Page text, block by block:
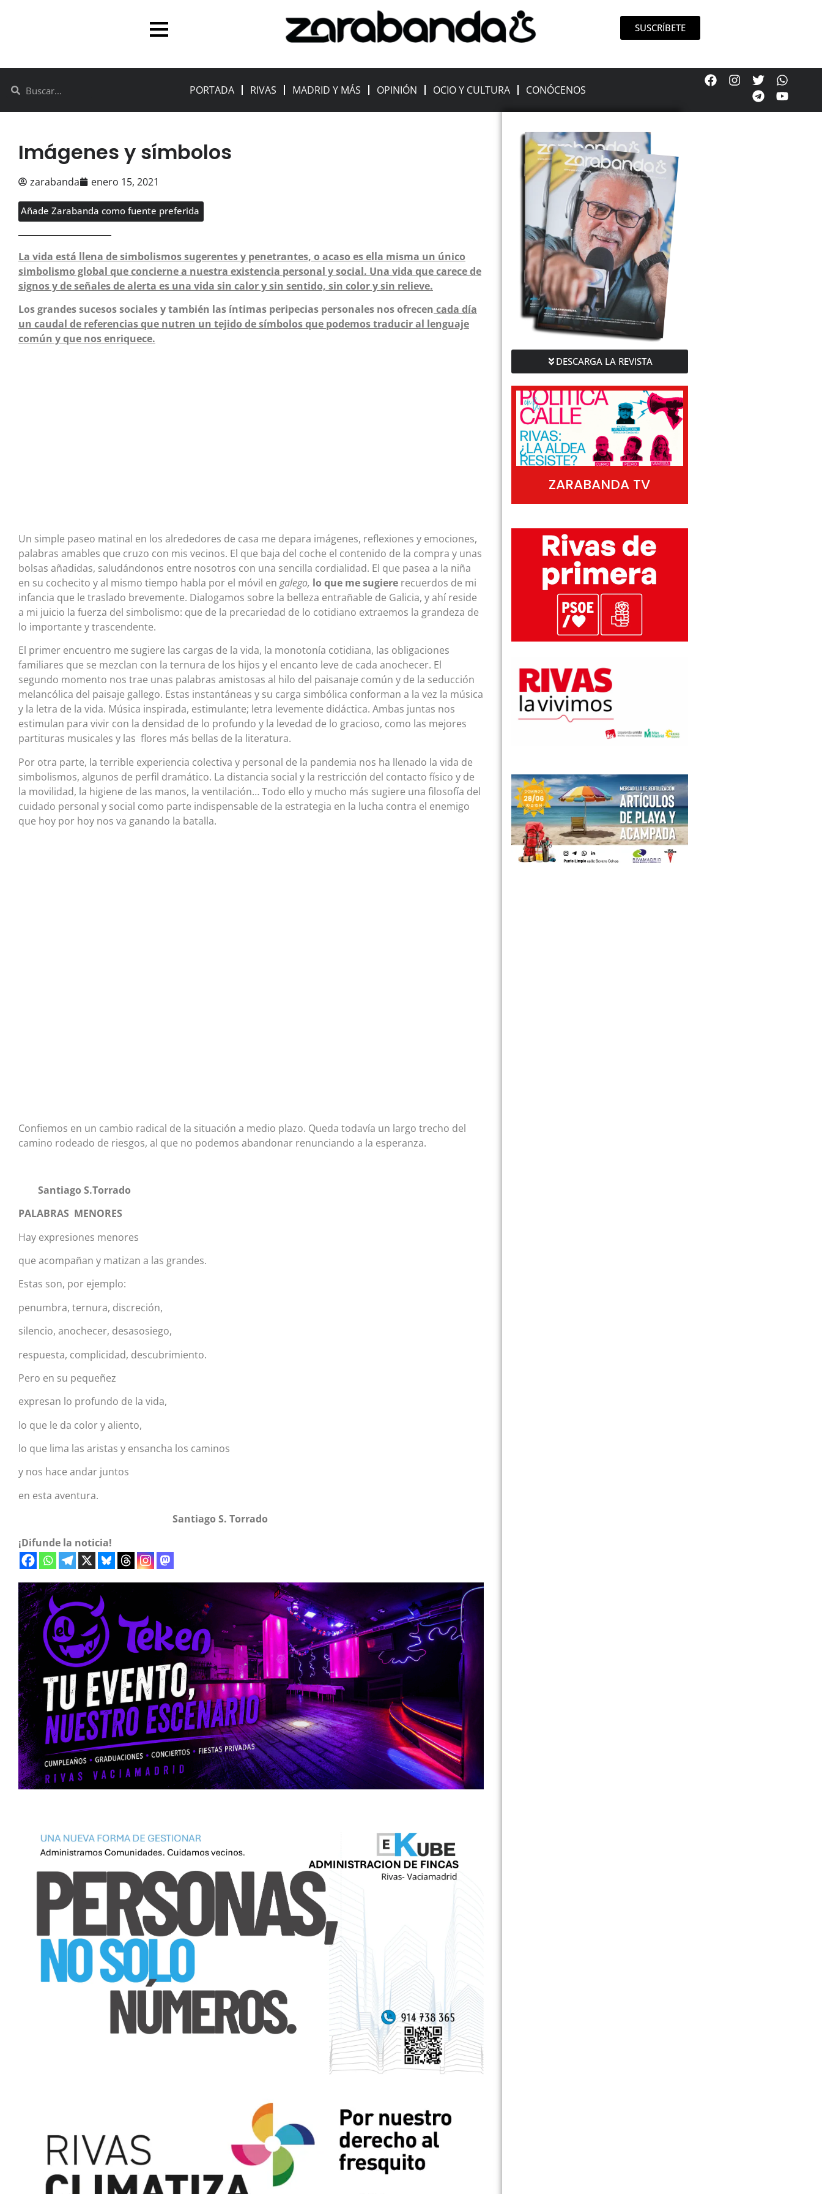
SUSCRÍBETE
PORTADA RIVAS MADRID Y MÁS OPINIÓN OCIO Y CULTURA CONÓCENOS
Imágenes y símbolos
zarabanda enero 15, 2021
Añade Zarabanda como fuente preferida
La vida está llena de simbolismos sugerentes y penetrantes, o acaso es ella misma un único
simbolismo global que concierne a nuestra existencia personal y social. Una vida que carece de
signos y de señales de alerta es una vida sin calor y sin sentido, sin color y sin relieve.
Los grandes sucesos sociales y también las íntimas peripecias personales nos ofrecen cada día
un caudal de referencias que nutren un tejido de símbolos que podemos traducir al lenguaje
común y que nos enriquece.
Un simple paseo matinal en los alrededores de casa me depara imágenes, reflexiones y emociones,
palabras amables que cruzo con mis vecinos. El que baja del coche el contenido de la compra y unas
bolsas añadidas, saludándonos entre nosotros con una sencilla cordialidad. El que pasea a la niña
en su cochecito y al mismo tiempo habla por el móvil en galego, lo que me sugiere recuerdos de mi
infancia que le traslado brevemente. Dialogamos sobre la belleza entrañable de Galicia, y ahí reside
a mi juicio la fuerza del simbolismo: que de la precariedad de lo cotidiano extraemos la grandeza de
lo importante y trascendente.
El primer encuentro me sugiere las cargas de la vida, la monotonía cotidiana, las obligaciones
familiares que se mezclan con la ternura de los hijos y el encanto leve de cada anochecer. El
segundo momento nos trae unas palabras amistosas al hilo del paisanaje común y de la seducción
melancólica del paisaje gallego. Estas instantáneas y su carga simbólica conforman a la vez la música
y la letra de la vida. Música inspirada, estimulante; letra levemente didáctica. Ambas juntas nos
estimulan para vivir con la densidad de lo profundo y la levedad de lo gracioso, como las mejores
partituras musicales y las flores más bellas de la literatura.
Por otra parte, la terrible experiencia colectiva y personal de la pandemia nos ha llenado la vida de
simbolismos, algunos de perfil dramático. La distancia social y la restricción del contacto físico y de
la movilidad, la higiene de las manos, la ventilación… Todo ello y mucho más sugiere una filosofía del
cuidado personal y social como parte indispensable de la estrategia en la lucha contra el enemigo
que hoy por hoy nos va ganando la batalla.
Confiemos en un cambio radical de la situación a medio plazo. Queda todavía un largo trecho del
camino rodeado de riesgos, al que no podemos abandonar renunciando a la esperanza.
Santiago S.Torrado
PALABRAS MENORES
Hay expresiones menores
que acompañan y matizan a las grandes.
Estas son, por ejemplo:
penumbra, ternura, discreción,
silencio, anochecer, desasosiego,
respuesta, complicidad, descubrimiento.
Pero en su pequeñez
expresan lo profundo de la vida,
lo que le da color y aliento,
lo que lima las aristas y ensancha los caminos
y nos hace andar juntos
en esta aventura.
Santiago S. Torrado
¡Difunde la noticia!
DESCARGA LA REVISTA
ZARABANDA TV